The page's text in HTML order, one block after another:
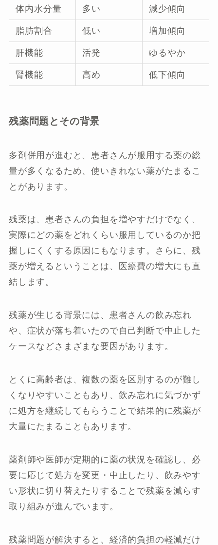
体内水分量 多い 減少傾向
脂肪割合 低い 増加傾向
肝機能 活発 ゆるやか
腎機能 高め 低下傾向
残薬問題とその背景
多剤併用が進むと、患者さんが服用する薬の総
量が多くなるため、使いきれない薬がたまるこ
とがあります。
残薬は、患者さんの負担を増やすだけでなく、
実際にどの薬をどれくらい服用しているのか把
握しにくくする原因にもなります。さらに、残
薬が増えるということは、医療費の増大にも直
結します。
残薬が生じる背景には、患者さんの飲み忘れ
や、症状が落ち着いたので自己判断で中止した
ケースなどさまざまな要因があります。
とくに高齢者は、複数の薬を区別するのが難し
くなりやすいこともあり、飲み忘れに気づかず
に処方を継続してもらうことで結果的に残薬が
大量にたまることもあります。
薬剤師や医師が定期的に薬の状況を確認し、必
要に応じて処方を変更・中止したり、飲みやす
い形状に切り替えたりすることで残薬を減らす
取り組みが進んでいます。
残薬問題が解決すると、経済的負担の軽減だけ